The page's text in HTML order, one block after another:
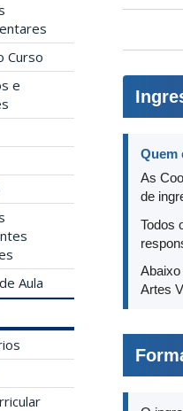
Curso
e
Aula
Quem
As
de
Todos
Artes